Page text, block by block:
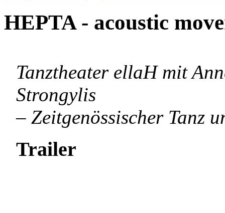
HEPTA - acoustic
Tanztheater ellaH mit
Strongylis
– Zeitgenössischer Tanz
Trailer